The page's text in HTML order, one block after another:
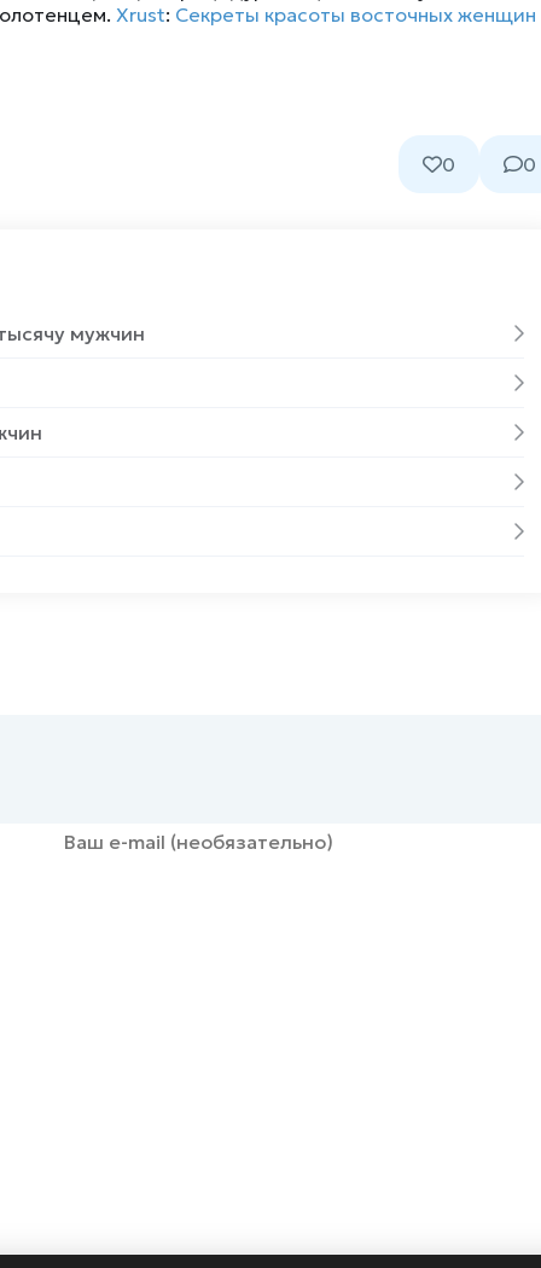
Xrust: Секреты красоты восточных женщин
0 0
мужчин